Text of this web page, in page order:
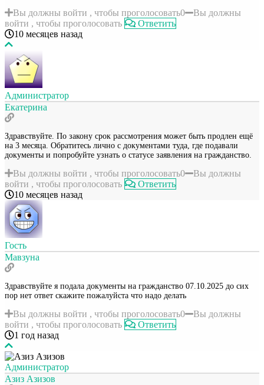
Вы должны войти , чтобы проголосовать0
Вы должны
войти , чтобы проголосовать
Ответить
10 месяцев назад
Администратор
Екатерина
Здравствуйте. По закону срок рассмотрения может быть продлен ещё
на 3 месяца. Обратитесь лично с документами туда, где подавали
документы и попробуйте узнать о статусе заявления на гражданство.
Вы должны войти , чтобы проголосовать0
Вы должны
войти , чтобы проголосовать
Ответить
10 месяцев назад
Гость
Мавзуна
Здравствуйте я подала документы на гражданство 07.10.2025 до сих
пор нет ответ скажите пожалуйста что надо делать
Вы должны войти , чтобы проголосовать0
Вы должны
войти , чтобы проголосовать
Ответить
1 год назад
Администратор
Азиз Азизов